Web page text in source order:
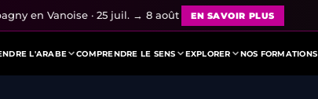
en Vanoise · 25 juil. → 8 août EN SAVOIR PLUS
L'ARABE COMPRENDRE LE SENS EXPLORER NOS FORMATIONS